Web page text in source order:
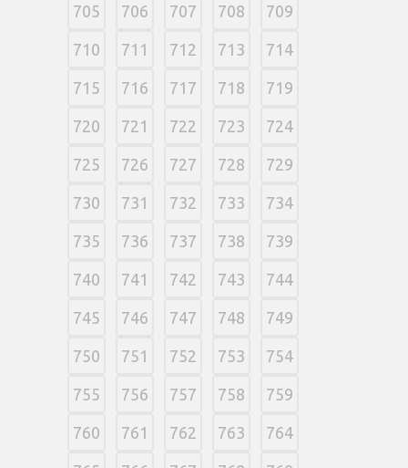
705 706 707 708 709
710 711 712 713 714
715 716 717 718 719
720 721 722 723 724
725 726 727 728 729
730 731 732 733 734
735 736 737 738 739
740 741 742 743 744
745 746 747 748 749
750 751 752 753 754
755 756 757 758 759
760 761 762 763 764